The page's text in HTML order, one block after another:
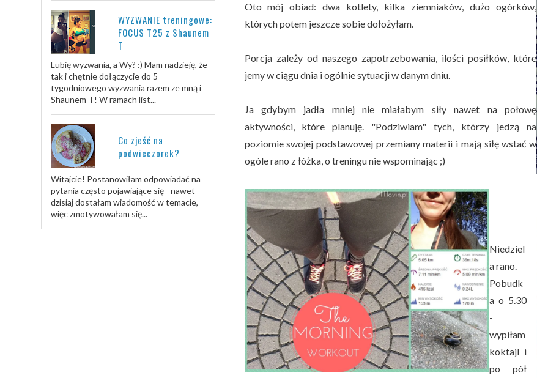
Oto mój obiad: dwa kotlety, kilka ziemniaków, dużo ogórków,
których potem jeszcze sobie dołożyłam.
Porcja zależy od naszego zapotrzebowania, ilości posiłków, które
jemy w ciągu dnia i ogólnie sytuacji w danym dniu.
Ja gdybym jadła mniej nie miałabym siły nawet na połowę
aktywności, które planuję. "Podziwiam" tych, którzy jedzą na
poziomie swojej podstawowej przemiany materii i mają siłę wstać w
ogóle rano z łóżka, o treningu nie wspominając ;)
Niedziel
a rano.
Pobudk
a o 5.30
-
wypiłam
koktajl i
po pół
WYZWANIE treningowe:
FOCUS T25 z Shaunem
T
Lubię wyzwania, a Wy? :) Mam nadzieję, że
tak i chętnie dołączycie do 5
tygodniowego wyzwania razem ze mną i
Shaunem T! W ramach list...
Co zjeść na
podwieczorek?
Witajcie! Postanowiłam odpowiadać na
pytania często pojawiające się - nawet
dzisiaj dostałam wiadomość w temacie,
więc zmotywowałam się...